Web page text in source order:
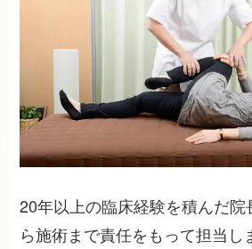
20年以上の臨床経験を積んだ
ら施術まで責任をもって担当し